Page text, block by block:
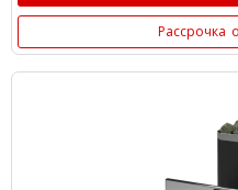
Рассрочка